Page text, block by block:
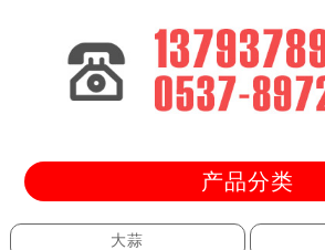
产品分类
大蒜